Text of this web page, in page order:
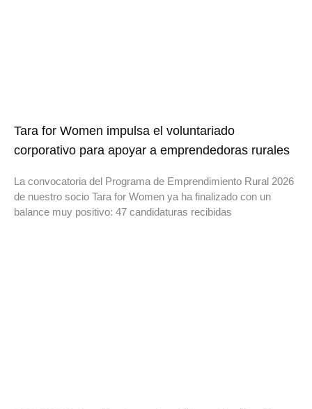
Tara for Women impulsa el voluntariado
corporativo para apoyar a emprendedoras rurales
La convocatoria del Programa de Emprendimiento Rural 2026
de nuestro socio Tara for Women ya ha finalizado con un
balance muy positivo: 47 candidaturas recibidas